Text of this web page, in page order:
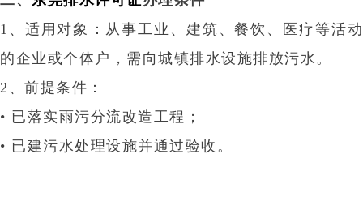
1、适用对象‌：从事工业、建筑、餐饮、医疗等活动
的企业或个体户，需向城镇排水设施排放污水‌。
2、前提条件‌：
• 已落实雨污分流改造工程‌；
• 已建污水处理设施并通过验收‌。